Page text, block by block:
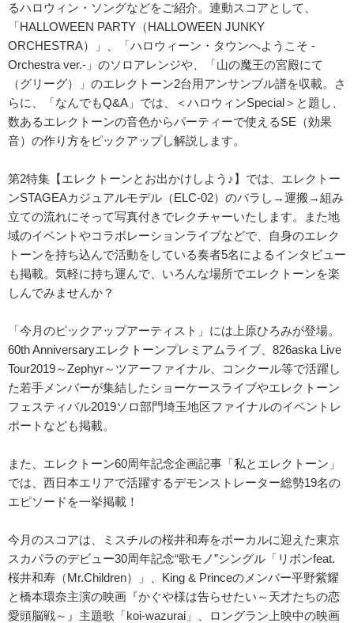
るハロウィン・ソングなどをご紹介。連動スコアとして、
「HALLOWEEN PARTY（HALLOWEEN JUNKY
ORCHESTRA）」、「ハロウィーン・タウンへようこそ -
Orchestra ver.-」のソロアレンジや、「山の魔王の宮殿にて
（グリーグ）」のエレクトーン2台用アンサンブル譜を収載。さ
らに、「なんでもQ&A」では、＜ハロウィンSpecial＞と題し、
数あるエレクトーンの音色からパーティーで使えるSE（効果
音）の作り方をピックアップし解説します。
第2特集【エレクトーンとお出かけしよう♪】では、エレクトー
ンSTAGEAカジュアルモデル（ELC-02）のバラし→運搬→組み
立ての流れにそって写真付きでレクチャーいたします。また地
域のイベントやコラボレーションライブなどで、自身のエレク
トーンを持ち込んで活動をしている奏者5名によるインタビュー
も掲載。気軽に持ち運んで、いろんな場所でエレクトーンを楽
しんでみませんか？
「今月のピックアップアーティスト」には上原ひろみが登場。
60th Anniversaryエレクトーンプレミアムライブ、826aska Live
Tour2019～Zephyr～ツアーファイナル、コンクール等で活躍し
た若手メンバーが集結したショーケースライブやエレクトーン
フェスティバル2019ソロ部門埼玉地区ファイナルのイベントレ
ポートなども掲載。
また、エレクトーン60周年記念企画記事「私とエレクトーン」
では、西日本エリアで活躍するデモンストレーター総勢19名の
エピソードを一挙掲載！
今月のスコアは、ミスチルの桜井和寿をボーカルに迎えた東京
スカパラのデビュー30周年記念“歌モノ”シングル「リボンfeat.
桜井和寿（Mr.Children）」、King & Princeのメンバー平野紫耀
と橋本環奈主演の映画『かぐや様は告らせたい～天才たちの恋
愛頭脳戦～』主題歌「koi-wazurai」、ロングラン上映中の映画